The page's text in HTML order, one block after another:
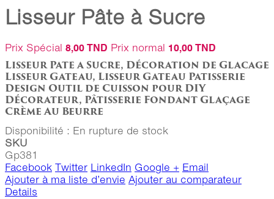
Lisseur Pâte à Sucre
Prix Spécial 8,00 TND Prix normal 10,00 TND
Lisseur Pate a Sucre, Décoration de Glacage
Lisseur Gateau, Lisseur Gateau Patisserie
Design Outil de Cuisson pour DIY
Décorateur, Pâtisserie Fondant Glaçage
Crème Au Beurre
Disponibilité : En rupture de stock
SKU
Gp381
Facebook Twitter LinkedIn Google + Email
Ajouter à ma liste d’envie Ajouter au comparateur
Details